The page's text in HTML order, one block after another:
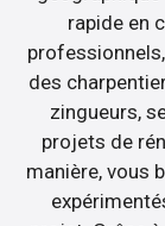
rapide en
des
zingueurs,
projets de
manière, vous